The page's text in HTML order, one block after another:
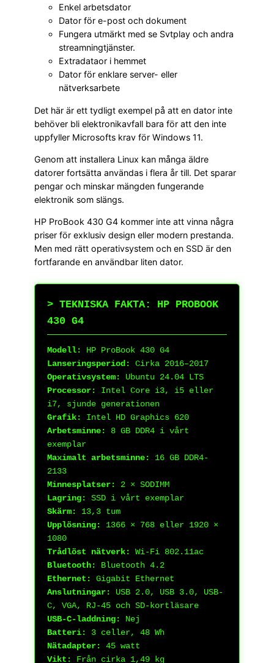
Enkel arbetsdator
Dator för e-post och dokument
Fungera utmärkt med se Svtplay och andra
streamningtjänster.
Extradataor i hemmet
Dator för enklare server- eller
nätverksarbete
Det här är ett tydligt exempel på att en dator inte
behöver bli elektronikavfall bara för att den inte
uppfyller Microsofts krav för Windows 11.
Genom att installera Linux kan många äldre
datorer fortsätta användas i flera år till. Det sparar
pengar och minskar mängden fungerande
elektronik som slängs.
HP ProBook 430 G4 kommer inte att vinna några
priser för exklusiv design eller modern prestanda.
Men med rätt operativsystem och en SSD är den
fortfarande en användbar liten dator.
> TEKNISKA FAKTA: HP PROBOOK
430 G4
Modell:
HP ProBook 430 G4
Lanseringsperiod:
Cirka 2016–2017
Operativsystem:
Ubuntu 24.04 LTS
Processor:
Intel Core i3, i5 eller
i7, sjunde generationen
Grafik:
Intel HD Graphics 620
Arbetsminne:
8 GB DDR4 i vårt
exemplar
Maximalt arbetsminne:
16 GB DDR4-
2133
Minnesplatser:
2 × SODIMM
Lagring:
SSD i vårt exemplar
Skärm:
13,3 tum
Upplösning:
1366 × 768 eller 1920 ×
1080
Trådlöst nätverk:
Wi-Fi 802.11ac
Bluetooth:
Bluetooth 4.2
Ethernet:
Gigabit Ethernet
Anslutningar:
USB 2.0, USB 3.0, USB-
C, VGA, RJ-45 och SD-kortläsare
USB-C-laddning:
Nej
Batteri:
3 celler, 48 Wh
Nätadapter:
45 watt
Vikt:
Från cirka 1,49 kg